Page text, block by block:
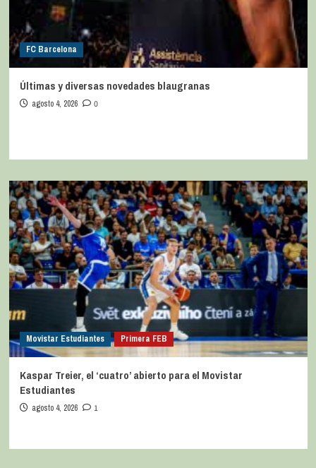
FC Barcelona
Últimas y diversas novedades blaugranas
agosto 4, 2026 0
Movistar Estudiantes Primera FEB
Kaspar Treier, el ‘cuatro’ abierto para el Movistar
Estudiantes
agosto 4, 2026 1